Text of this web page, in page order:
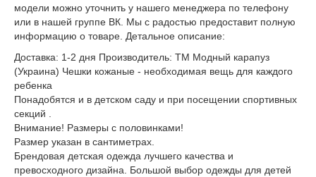
модели можно уточнить у нашего менеджера по телефону
или в нашей группе ВК. Мы с радостью предоставит полную
информацию о товаре. Детальное описание:
Доставка: 1-2 дня Производитель: ТМ Модный карапуз
(Украина) Чешки кожаные - необходимая вещь для каждого
ребенка
Понадобятся и в детском саду и при посещении спортивных
секций .
Внимание! Размеры с половинками!
Размер указан в сантиметрах.
Брендовая детская одежда лучшего качества и
превосходного дизайна. Большой выбор одежды для детей